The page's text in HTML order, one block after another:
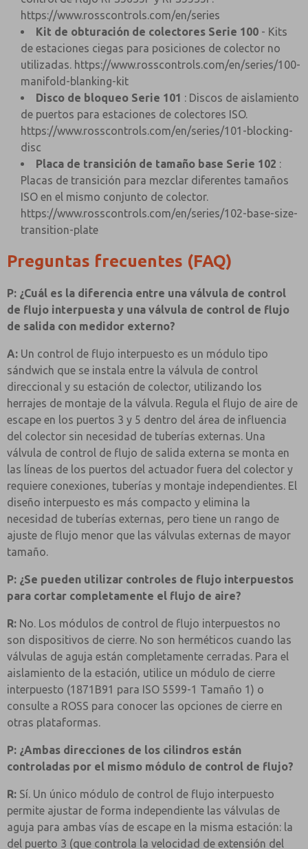
https://www.rosscontrols.com/en/series
Kit de obturación de colectores Serie 100 - Kits
de estaciones ciegas para posiciones de colector no
utilizadas. https://www.rosscontrols.com/en/series/100-
manifold-blanking-kit
Disco de bloqueo Serie 101 : Discos de aislamiento
de puertos para estaciones de colectores ISO.
https://www.rosscontrols.com/en/series/101-blocking-
disc
Placa de transición de tamaño base Serie 102 :
Placas de transición para mezclar diferentes tamaños
ISO en el mismo conjunto de colector.
https://www.rosscontrols.com/en/series/102-base-size-
transition-plate
Preguntas frecuentes (FAQ)
P: ¿Cuál es la diferencia entre una válvula de control
de flujo interpuesta y una válvula de control de flujo
de salida con medidor externo?
A: Un control de flujo interpuesto es un módulo tipo
sándwich que se instala entre la válvula de control
direccional y su estación de colector, utilizando los
herrajes de montaje de la válvula. Regula el flujo de aire de
escape en los puertos 3 y 5 dentro del área de influencia
del colector sin necesidad de tuberías externas. Una
válvula de control de flujo de salida externa se monta en
las líneas de los puertos del actuador fuera del colector y
requiere conexiones, tuberías y montaje independientes. El
diseño interpuesto es más compacto y elimina la
necesidad de tuberías externas, pero tiene un rango de
ajuste de flujo menor que las válvulas externas de mayor
tamaño.
P: ¿Se pueden utilizar controles de flujo interpuestos
para cortar completamente el flujo de aire?
R: No. Los módulos de control de flujo interpuestos no
son dispositivos de cierre. No son herméticos cuando las
válvulas de aguja están completamente cerradas. Para el
aislamiento de la estación, utilice un módulo de cierre
interpuesto (1871B91 para ISO 5599-1 Tamaño 1) o
consulte a ROSS para conocer las opciones de cierre en
otras plataformas.
P: ¿Ambas direcciones de los cilindros están
controladas por el mismo módulo de control de flujo?
R: Sí. Un único módulo de control de flujo interpuesto
permite ajustar de forma independiente las válvulas de
aguja para ambas vías de escape en la misma estación: la
del puerto 3 (que controla la velocidad de extensión del